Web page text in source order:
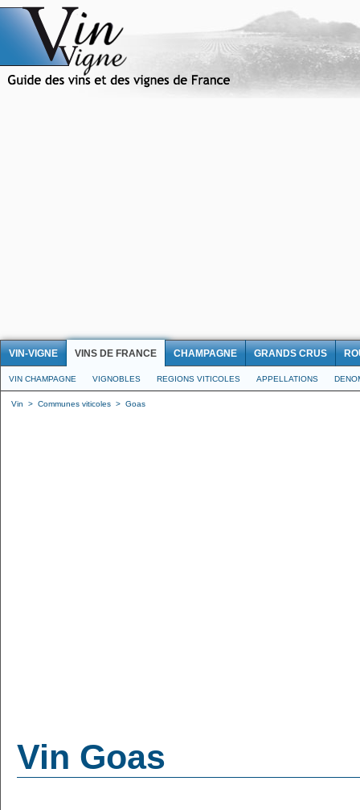
VIN-VIGNE VINS DE FRANCE CHAMPAGNE GRANDS CRUS
VIN CHAMPAGNE VIGNOBLES REGIONS VITICOLES APPELLATIONS
Vin > Communes viticoles > Goas
Vin Goas